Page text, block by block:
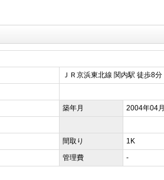
ＪＲ京浜東北線 関内駅 徒歩8分
築年月
2004年04月
間取り
1K
管理費
-